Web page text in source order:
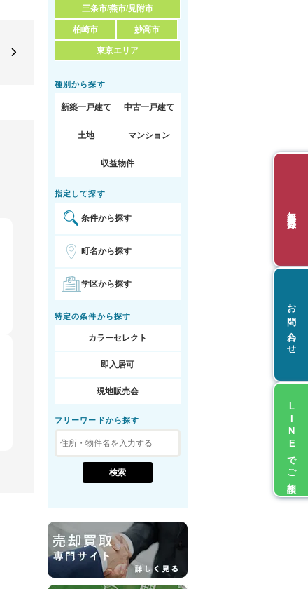
三条市/燕市/見附市
柏崎市 妙高市
東京エリア
種別から探す
新築一戸建て 中古一戸建て
土地 マンション
収益物件
指定して探す
条件から探す
町名から探す
学区から探す
特定の条件から探す
カラーセレクト
即入居可
現地販売会
フリーワードから探す
お問い合わせ
LINEでご相談